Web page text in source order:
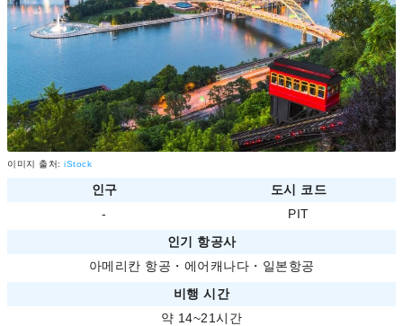
이미지 출처: iStock
인구
도시 코드
-
PIT
인기 항공사
아메리칸 항공 ・ 에어캐나다 ・ 일본항공
비행 시간
약 14~21시간